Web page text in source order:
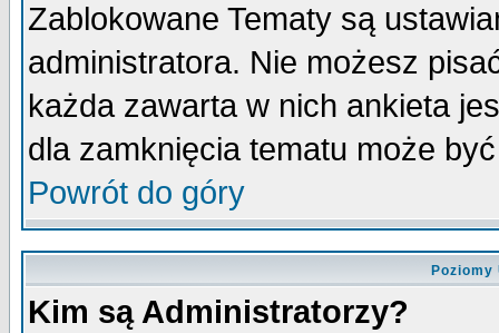
Zablokowane Tematy są
administratora. Nie możesz
każda zawarta w nich ankieta
dla zamknięcia tematu może
Powrót do góry
Kim są Administratorzy?